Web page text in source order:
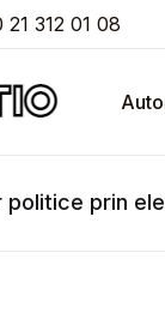
21 312 01 08
prin